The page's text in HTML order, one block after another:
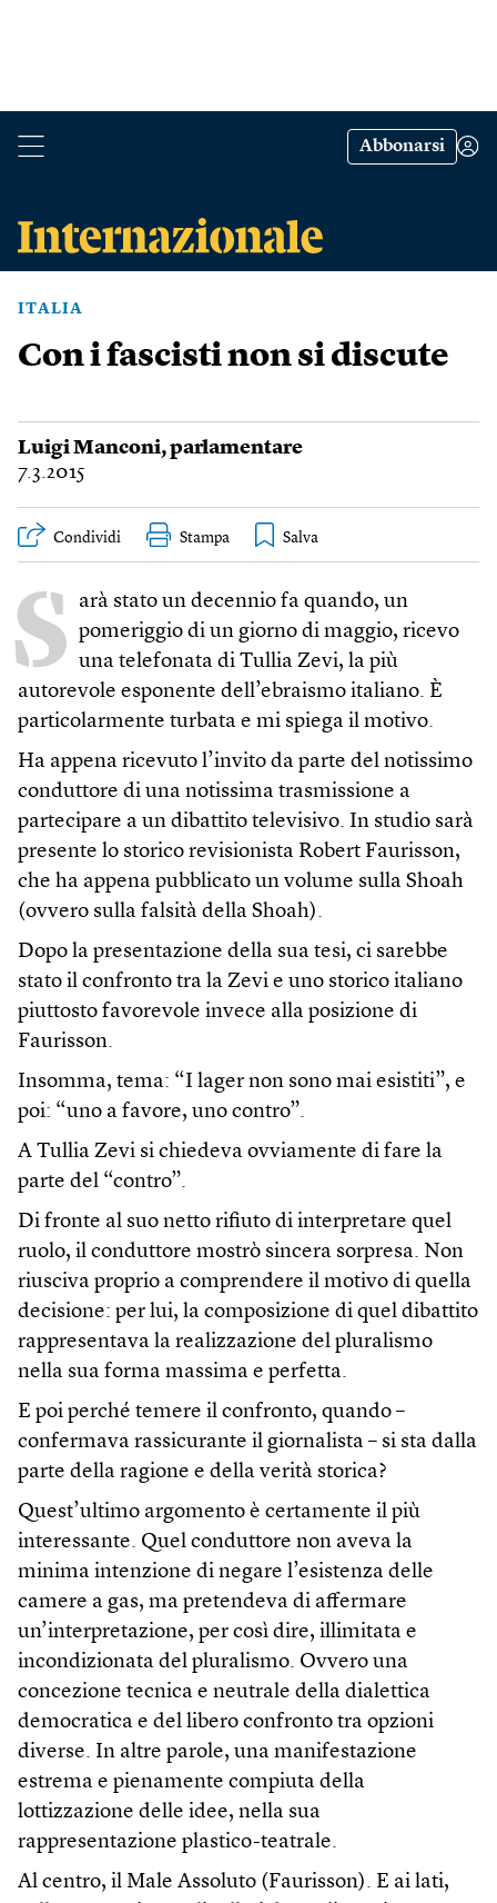
Abbonarsi
ITALIA
Con i fascisti non si discute
Luigi Manconi, parlamentare
7.3.2015
Condividi Stampa
S
arà stato un decennio fa quando, un
pomeriggio di un giorno di maggio, ricevo
una telefonata di Tullia Zevi, la più
autorevole esponente dell’ebraismo italiano. È
particolarmente turbata e mi spiega il motivo.
Ha appena ricevuto l’invito da parte del notissimo
conduttore di una notissima trasmissione a
partecipare a un dibattito televisivo. In studio sarà
presente lo storico revisionista Robert Faurisson,
che ha appena pubblicato un volume sulla Shoah
(ovvero sulla falsità della Shoah).
Dopo la presentazione della sua tesi, ci sarebbe
stato il confronto tra la Zevi e uno storico italiano
piuttosto favorevole invece alla posizione di
Faurisson.
Insomma, tema: “I lager non sono mai esistiti”, e
poi: “uno a favore, uno contro”.
A Tullia Zevi si chiedeva ovviamente di fare la
parte del “contro”.
Di fronte al suo netto rifiuto di interpretare quel
ruolo, il conduttore mostrò sincera sorpresa. Non
riusciva proprio a comprendere il motivo di quella
decisione: per lui, la composizione di quel dibattito
rappresentava la realizzazione del pluralismo
nella sua forma massima e perfetta.
E poi perché temere il confronto, quando –
confermava rassicurante il giornalista – si sta dalla
parte della ragione e della verità storica?
Quest’ultimo argomento è certamente il più
interessante. Quel conduttore non aveva la
minima intenzione di negare l’esistenza delle
camere a gas, ma pretendeva di affermare
un’interpretazione, per così dire, illimitata e
incondizionata del pluralismo. Ovvero una
concezione tecnica e neutrale della dialettica
democratica e del libero confronto tra opzioni
diverse. In altre parole, una manifestazione
estrema e pienamente compiuta della
lottizzazione delle idee, nella sua
rappresentazione plastico-teatrale.
Al centro, il Male Assoluto (Faurisson). E ai lati,